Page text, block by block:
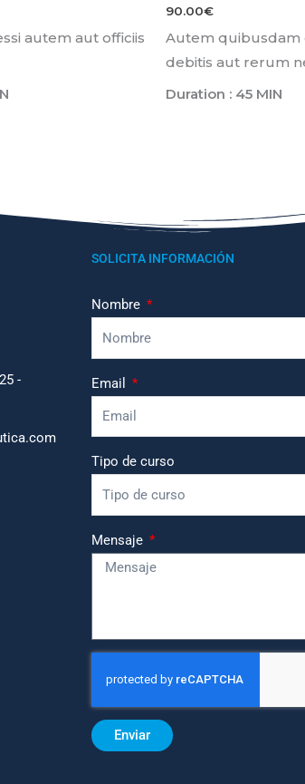
autem aut officiis
90.00€
Autem quibusdam
debitis aut rerum
Duration : 45 MIN
-
SOLICITA INFORMACIÓN
Nombre
Email
Tipo de curso
Mensaje
Enviar